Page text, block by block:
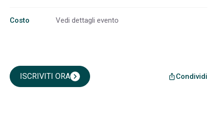
Costo Vedi dettagli evento
ISCRIVITI ORAchevron_right ios_shareCondividi